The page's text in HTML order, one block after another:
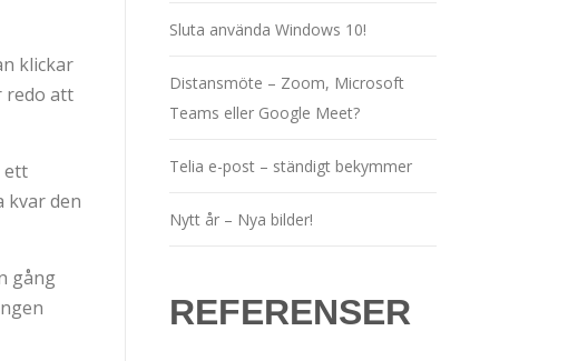
klickar
redo att
ett
kvar den
gång
Sluta använda Windows 10!
Distansmöte – Zoom, Microsoft
Teams eller Google Meet?
Telia e-post – ständigt bekymmer
Nytt år – Nya bilder!
REFERENSER